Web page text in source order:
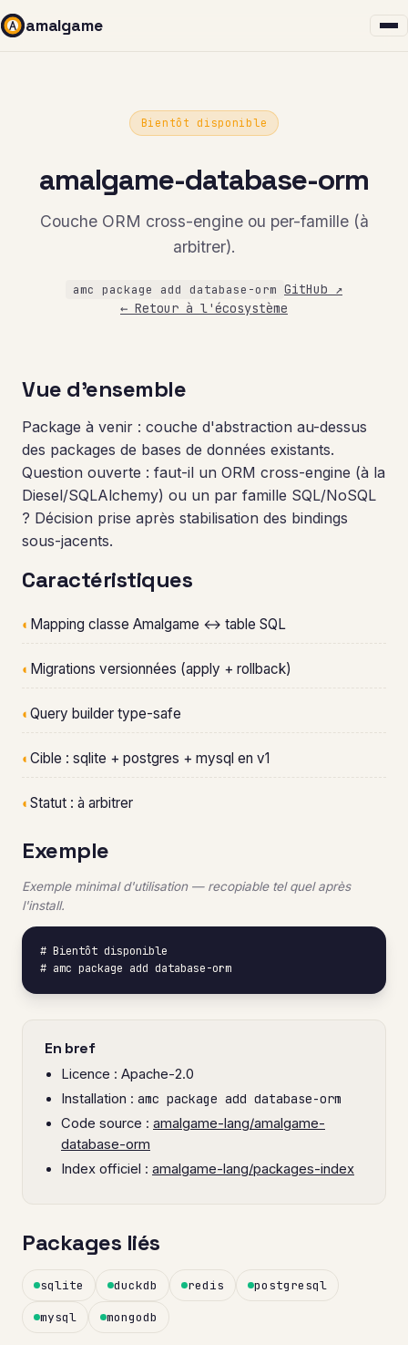
amalgame
Bientôt disponible
amalgame-database-orm
Couche ORM cross-engine ou per-famille (à
arbitrer).
amc package add database-orm GitHub ↗
← Retour à l'écosystème
Vue d'ensemble
Package à venir : couche d'abstraction au-dessus
des packages de bases de données existants.
Question ouverte : faut-il un ORM cross-engine (à la
Diesel/SQLAlchemy) ou un par famille SQL/NoSQL
? Décision prise après stabilisation des bindings
sous-jacents.
Caractéristiques
◐ Mapping classe Amalgame ↔ table SQL
◐ Migrations versionnées (apply + rollback)
◐ Query builder type-safe
◐ Cible : sqlite + postgres + mysql en v1
◐ Statut : à arbitrer
Exemple
Exemple minimal d'utilisation — recopiable tel quel après
l'install.
# Bientôt disponible
# amc package add database-orm
En bref
Licence : Apache-2.0
Installation : amc package add database-orm
Code source : amalgame-lang/amalgame-
database-orm
Index officiel : amalgame-lang/packages-index
Packages liés
sqlite duckdb redis postgresql
mysql mongodb